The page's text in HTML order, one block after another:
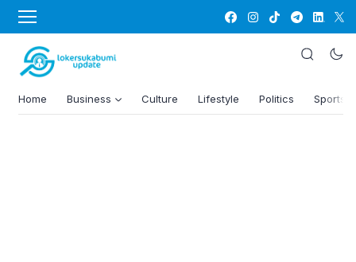
Home Business Culture Lifestyle Politics Sports